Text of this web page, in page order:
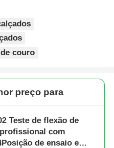
couro
preço para
Teste de flexão de
com
de ensaio e